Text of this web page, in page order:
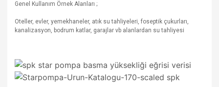
Genel Kullanım Örnek Alanları ;
Oteller, evler, yemekhaneler, atık su tahliyeleri, foseptik çukurları,
kanalizasyon, bodrum katlar, garajlar vb alanlardan su tahliyesi